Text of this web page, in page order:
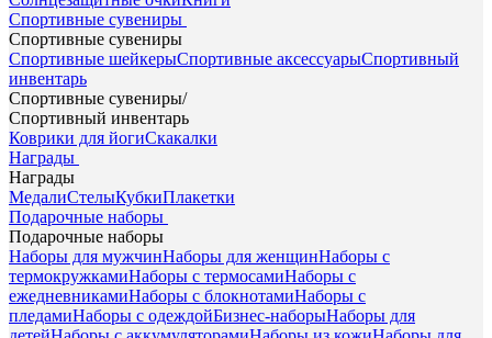
Спортивные сувениры
Спортивные сувениры
Спортивные шейкерыСпортивные аксессуарыСпортивный
инвентарь
Спортивные сувениры/
Спортивный инвентарь
Коврики для йогиСкакалки
Награды
Награды
МедалиСтелыКубкиПлакетки
Подарочные наборы
Подарочные наборы
Наборы для мужчинНаборы для женщинНаборы с
термокружкамиНаборы с термосамиНаборы с
ежедневникамиНаборы с блокнотамиНаборы с
пледамиНаборы с одеждойБизнес-наборыНаборы для